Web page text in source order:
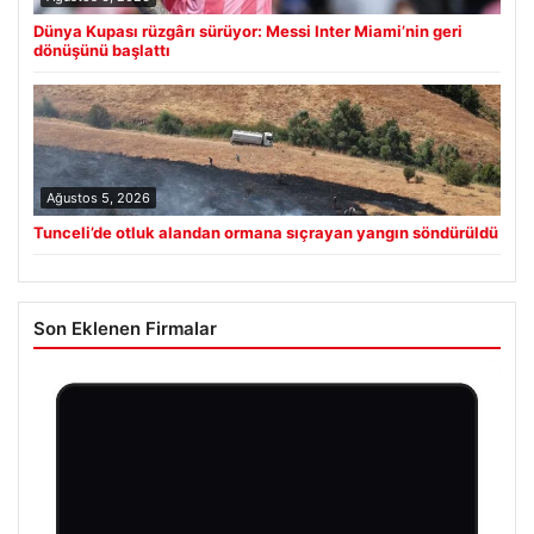
Dünya Kupası rüzgârı sürüyor: Messi Inter Miami’nin geri
dönüşünü başlattı
Ağustos 5, 2026
Tunceli’de otluk alandan ormana sıçrayan yangın söndürüldü
Son Eklenen Firmalar